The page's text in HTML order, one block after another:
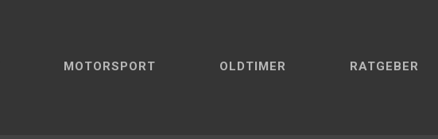
MOTORSPORT OLDTIMER RATGEBER